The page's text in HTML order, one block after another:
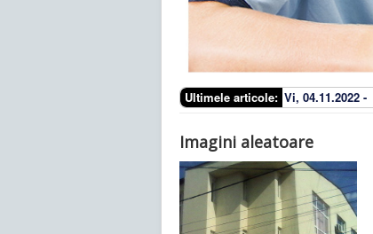
Ultimele articole: Vi, 04.11.2022 -
Imagini aleatoare